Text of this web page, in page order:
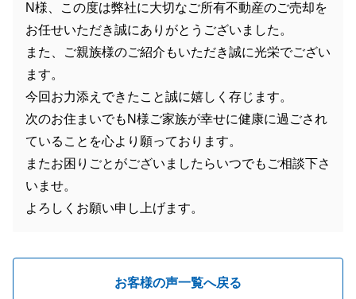
N様、この度は弊社に大切なご所有不動産のご売却を
お任せいただき誠にありがとうございました。
また、ご親族様のご紹介もいただき誠に光栄でござい
ます。
今回お力添えできたこと誠に嬉しく存じます。
次のお住まいでもN様ご家族が幸せに健康に過ごされ
ていることを心より願っております。
またお困りごとがございましたらいつでもご相談下さ
いませ。
よろしくお願い申し上げます。
お客様の声一覧へ戻る